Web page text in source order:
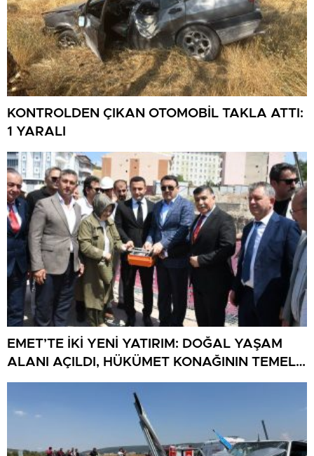
KONTROLDEN ÇIKAN OTOMOBİL TAKLA ATTI:
1 YARALI
EMET’TE İKİ YENİ YATIRIM: DOĞAL YAŞAM
ALANI AÇILDI, HÜKÜMET KONAĞININ TEMELİ
ATILDI